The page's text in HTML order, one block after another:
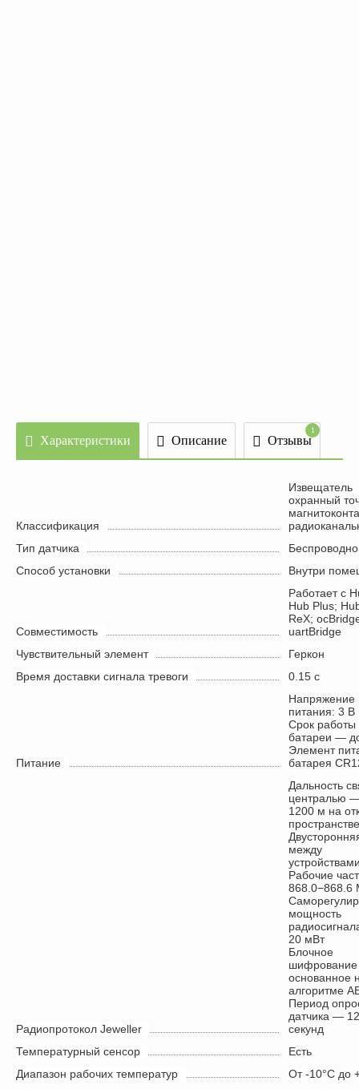
Характеристики Описание Отзывы
1
Классификация
Извещатель
охранный
Тип датчика
Способ установки
Внутри
Совместимость
Работает с
Hub Plus;
ReX;
uartBridge
Чувствительный элемент
Геркон
Время доставки сигнала тревоги
0.15 с
Питание
Напряжение
питания: 3 В
Срок работы
батареи —
Элемент
батарея
Радиопротокол Jeweller
Дальность
централью
1200 м на
пространстве
между
Рабочие
868.0−868.6
мощность
20 мВт
Блочное
шифрование
основанное
алгоритме
Период
датчика —
секунд
Температурный сенсор
Есть
Диапазон рабочих температур
От -10°С до